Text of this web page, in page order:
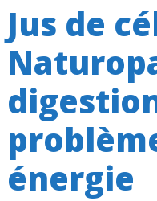
Jus de
énergie